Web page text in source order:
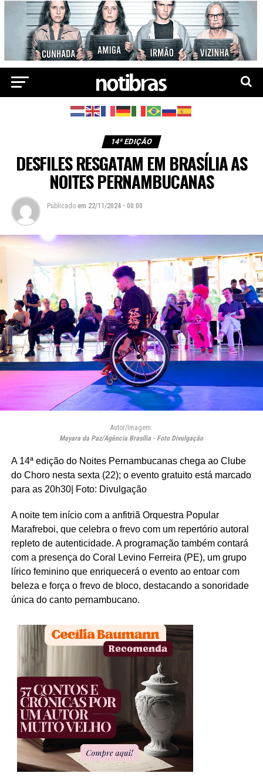
14ª EDIÇÃO
DESFILES RESGATAM EM BRASÍLIA AS
NOITES PERNAMBUCANAS
Publicado em 22/11/2024 - 00:00
Autor/Imagem:
Mayara da Paz/Agência Brasília - Foto Divulgação
A 14ª edição do Noites Pernambucanas chega ao Clube
do Choro nesta sexta (22); o evento gratuito está marcado
para as 20h30| Foto: Divulgação
A noite tem início com a anfitriã Orquestra Popular
Marafreboi, que celebra o frevo com um repertório autoral
repleto de autenticidade. A programação também contará
com a presença do Coral Levino Ferreira (PE), um grupo
lírico feminino que enriquecerá o evento ao entoar com
beleza e força o frevo de bloco, destacando a sonoridade
única do canto pernambucano.